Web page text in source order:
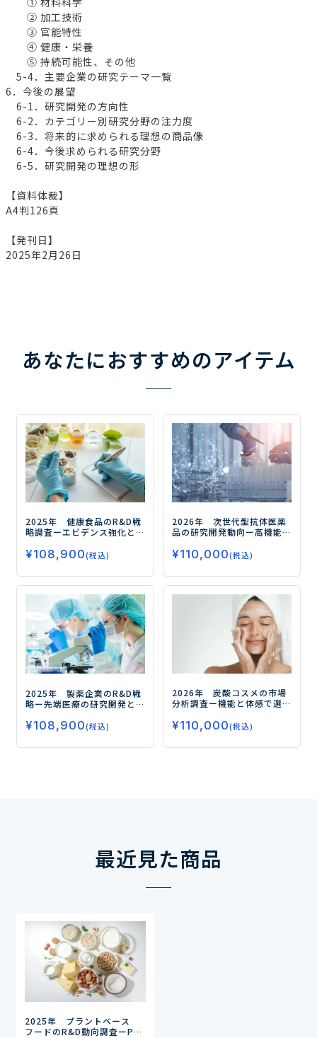
② 加工技術
③ 官能特性
④ 健康・栄養
⑤ 持続可能性、その他
5-4．主要企業の研究テーマ一覧
6．今後の展望
6-1．研究開発の方向性
6-2．カテゴリー別研究分野の注力度
6-3．将来的に求められる理想の商品像
6-4．今後求められる研究分野
6-5．研究開発の理想の形
【資料体裁】
A4判126頁
【発刊日】
2025年2月26日
あなたにおすすめのアイテム
2025年 健康食品のR&D戦
略調査ーエビデンス強化とQ
のR&D最前線ー
¥108,900(税込)
2026年 次世代型抗体医薬
品の研究開発動向ー高機能
sAb/BsAbの技術展開と市場
戦略を分析ー
¥110,000(税込)
2025年 製薬企業のR&D戦
略ー先端医療の研究開発とL
目指す各社のR&D戦略ー
¥108,900(税込)
2026年 炭酸コスメの市場
分析調査ー機能と体感で選
新動向ー
¥110,000(税込)
最近見た商品
2025年 プラントベース
フードのR&D動向調査ーPBF